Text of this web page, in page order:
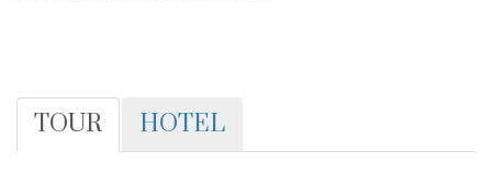
TOUR HOTEL